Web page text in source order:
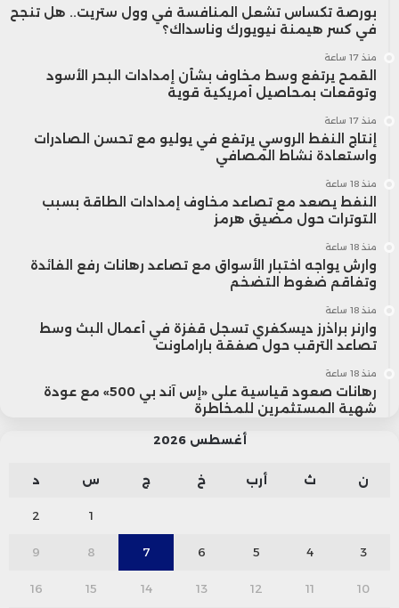
بورصة تكساس تشعل المنافسة في وول ستريت.. هل تنجح
في كسر هيمنة نيويورك وناسداك؟
منذ 17 ساعة
القمح يرتفع وسط مخاوف بشأن إمدادات البحر الأسود
وتوقعات بمحاصيل أمريكية قوية
منذ 17 ساعة
إنتاج النفط الروسي يرتفع في يوليو مع تحسن الصادرات
واستعادة نشاط المصافي
منذ 18 ساعة
النفط يصعد مع تصاعد مخاوف إمدادات الطاقة بسبب
التوترات حول مضيق هرمز
منذ 18 ساعة
وارش يواجه اختبار الأسواق مع تصاعد رهانات رفع الفائدة
وتفاقم ضغوط التضخم
منذ 18 ساعة
وارنر براذرز ديسكفري تسجل قفزة في أعمال البث وسط
تصاعد الترقب حول صفقة باراماونت
منذ 18 ساعة
رهانات صعود قياسية على «إس آند بي 500» مع عودة
شهية المستثمرين للمخاطرة
أغسطس 2026
ن ث أرب خ ج س د
1
2
3
4
5
6
7
8
9
10
11
12
13
14
15
16